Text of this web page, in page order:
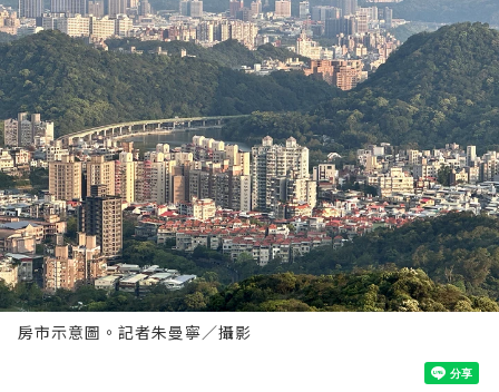
房市示意圖。記者朱曼寧／攝影